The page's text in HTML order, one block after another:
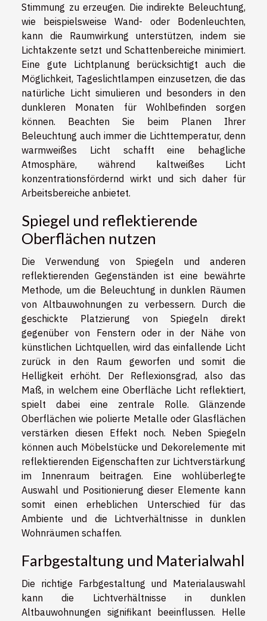
Stimmung zu erzeugen. Die indirekte Beleuchtung,
wie beispielsweise Wand- oder Bodenleuchten,
kann die Raumwirkung unterstützen, indem sie
Lichtakzente setzt und Schattenbereiche minimiert.
Eine gute Lichtplanung berücksichtigt auch die
Möglichkeit, Tageslichtlampen einzusetzen, die das
natürliche Licht simulieren und besonders in den
dunkleren Monaten für Wohlbefinden sorgen
können. Beachten Sie beim Planen Ihrer
Beleuchtung auch immer die Lichttemperatur, denn
warmweißes Licht schafft eine behagliche
Atmosphäre, während kaltweißes Licht
konzentrationsfördernd wirkt und sich daher für
Arbeitsbereiche anbietet.
Spiegel und reflektierende
Oberflächen nutzen
Die Verwendung von Spiegeln und anderen
reflektierenden Gegenständen ist eine bewährte
Methode, um die Beleuchtung in dunklen Räumen
von Altbauwohnungen zu verbessern. Durch die
geschickte Platzierung von Spiegeln direkt
gegenüber von Fenstern oder in der Nähe von
künstlichen Lichtquellen, wird das einfallende Licht
zurück in den Raum geworfen und somit die
Helligkeit erhöht. Der Reflexionsgrad, also das
Maß, in welchem eine Oberfläche Licht reflektiert,
spielt dabei eine zentrale Rolle. Glänzende
Oberflächen wie polierte Metalle oder Glasflächen
verstärken diesen Effekt noch. Neben Spiegeln
können auch Möbelstücke und Dekorelemente mit
reflektierenden Eigenschaften zur Lichtverstärkung
im Innenraum beitragen. Eine wohlüberlegte
Auswahl und Positionierung dieser Elemente kann
somit einen erheblichen Unterschied für das
Ambiente und die Lichtverhältnisse in dunklen
Wohnräumen schaffen.
Farbgestaltung und Materialwahl
Die richtige Farbgestaltung und Materialauswahl
kann die Lichtverhältnisse in dunklen
Altbauwohnungen signifikant beeinflussen. Helle